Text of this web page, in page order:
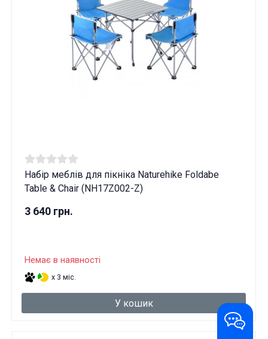
Набір меблів для пікніка Naturehike Foldabe
Table & Chair (NH17Z002-Z)
3 640 грн.
Немає в наявності
x 3 міс.
У кошик